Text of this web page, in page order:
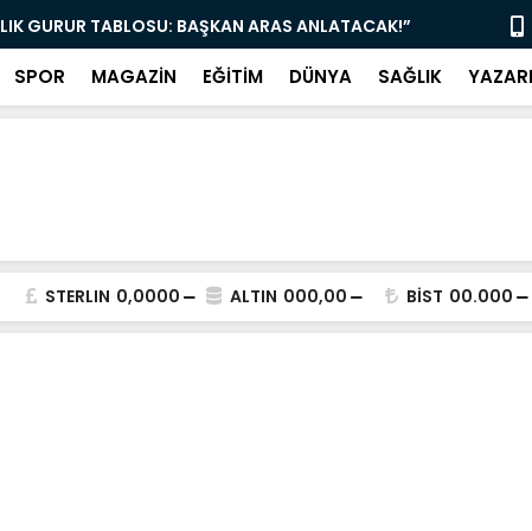
GURUR TABLOSU: BAŞKAN ARAS ANLATACAK!”
SPOR MAGAZİN EĞİTİM DÜNYA SAĞLIK
STERLIN 0,0000 ALTIN 000,00 BİST 00.000